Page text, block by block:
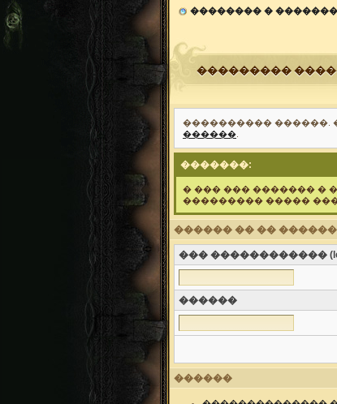
�������� �
���������
���������� ������.
������
�������:
� ��� ��� ������� �
��������� �����
������ �� ��
��� ������������
������
������